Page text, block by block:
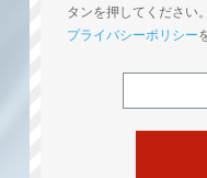
タンを押してください
プライバシーポリシー